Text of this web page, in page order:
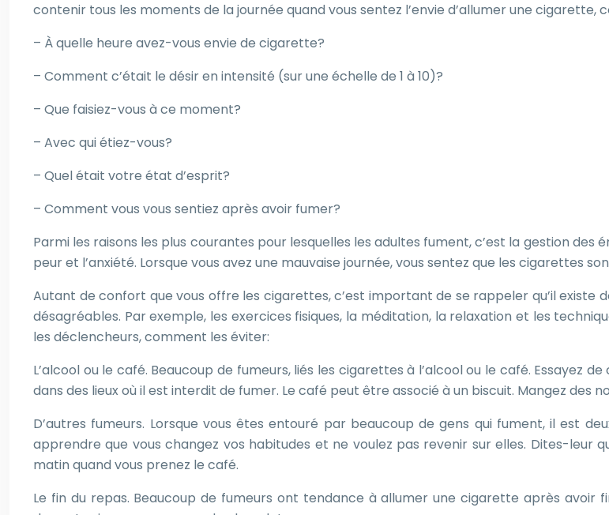
contenir tous les moments de la journée quand vous sentez l’envie d’allumer une cigarette,
– À quelle heure avez-vous envie de cigarette?
– Comment c’était le désir en intensité (sur une échelle de 1 à 10)?
– Que faisiez-vous à ce moment?
– Avec qui étiez-vous?
– Quel était votre état d’esprit?
– Comment vous vous sentiez après avoir fumer?
Parmi les raisons les plus courantes pour lesquelles les adultes fument, c’est la gestion des
peur et l’anxiété. Lorsque vous avez une mauvaise journée, vous sentez que les cigarettes
Autant de confort que vous offre les cigarettes, c’est important de se rappeler qu’il existe
désagréables. Par exemple, les exercices fisiques, la méditation, la relaxation et les
les déclencheurs, comment les éviter:
L’alcool ou le café. Beaucoup de fumeurs, liés les cigarettes à l’alcool ou le café. Essayez
dans des lieux où il est interdit de fumer. Le café peut être associé à un biscuit. Mangez des
D’autres fumeurs. Lorsque vous êtes entouré par beaucoup de gens qui fument, il est
apprendre que vous changez vos habitudes et ne voulez pas revenir sur elles. Dites-leur
matin quand vous prenez le café.
Le fin du repas. Beaucoup de fumeurs ont tendance à allumer une cigarette après avoir